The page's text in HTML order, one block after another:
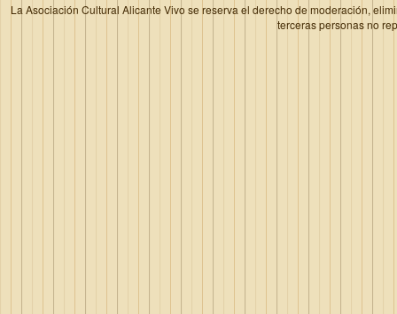
La Asociación Cultural Alicante Vivo se reserva el derecho de moderación,
terceras personas no